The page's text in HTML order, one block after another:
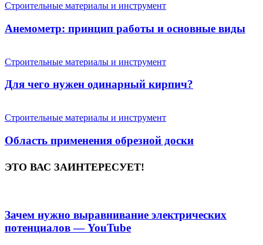
Строительные материалы и инструмент
Анемометр: принцип работы и основные виды
Строительные материалы и инструмент
Для чего нужен одинарный кирпич?
Строительные материалы и инструмент
Область применения обрезной доски
ЭТО ВАС ЗАИНТЕРЕСУЕТ!
Зачем нужно выравнивание электрических
потенциалов — YouTube